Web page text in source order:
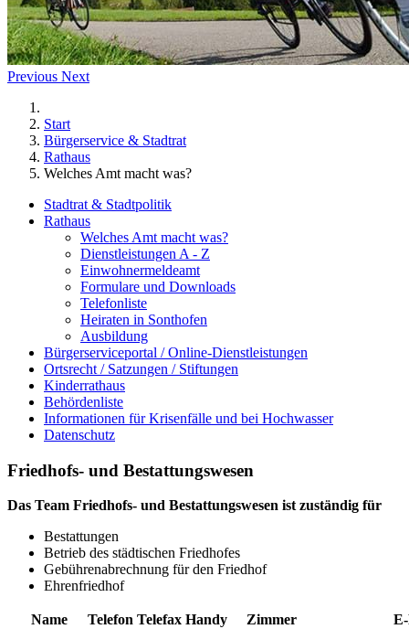
Previous Next
Start
Bürgerservice & Stadtrat
Rathaus
Welches Amt macht was?
Stadtrat & Stadtpolitik
Rathaus
Welches Amt macht was?
Dienstleistungen A - Z
Einwohnermeldeamt
Formulare und Downloads
Telefonliste
Heiraten in Sonthofen
Ausbildung
Bürgerserviceportal / Online-Dienstleistungen
Ortsrecht / Satzungen / Stiftungen
Kinderrathaus
Behördenliste
Informationen für Krisenfälle und bei Hochwasser
Datenschutz
Friedhofs- und Bestattungswesen
Das Team Friedhofs- und Bestattungswesen ist zuständig für
Bestattungen
Betrieb des städtischen Friedhofes
Gebührenabrechnung für den Friedhof
Ehrenfriedhof
Name Telefon Telefax Handy Zimmer